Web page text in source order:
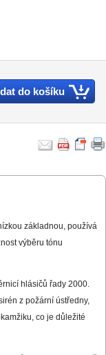
do košíku
základnou, používá
výběru tónu
hlásičů řady 2000.
z požární ústředny,
co je důležité